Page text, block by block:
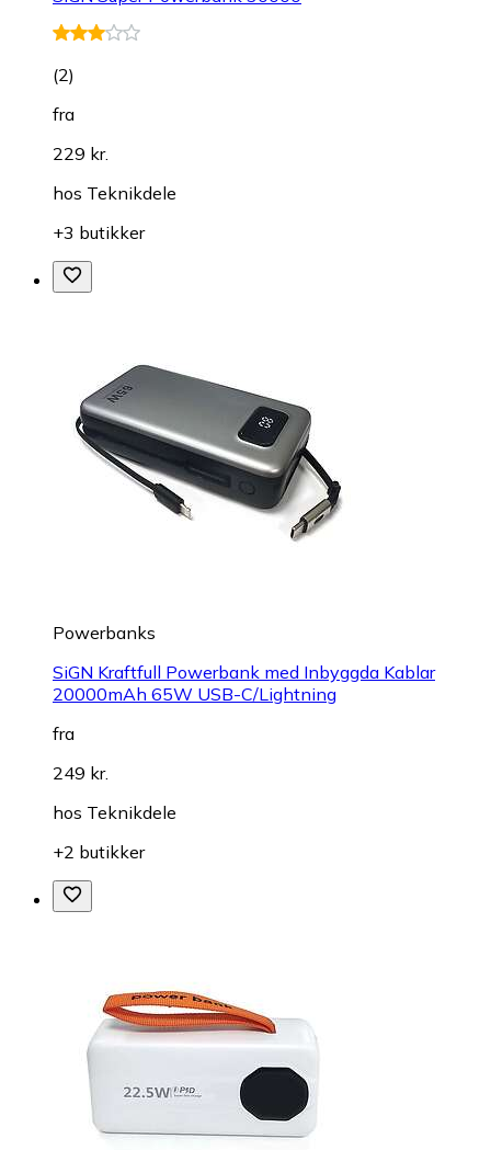
(2)
fra
229 kr.
hos Teknikdele
+3 butikker
Powerbanks
SiGN Kraftfull Powerbank med Inbyggda Kablar
20000mAh 65W USB-C/Lightning
fra
249 kr.
hos Teknikdele
+2 butikker